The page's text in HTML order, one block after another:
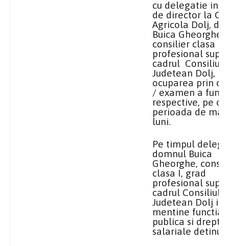
cu delegatie in
de director la
Agricola Dolj,
Buica Gheorghe,
consilier clasa I,
profesional
cadrul
Judetean Dolj,
ocuparea prin
/ examen a
respective, pe o
perioada de
luni.
Pe timpul
domnul Buica
Gheorghe,
clasa I, grad
profesional
cadrul Consiliului
Judetean Dolj isi
mentine functia
publica si
salariale